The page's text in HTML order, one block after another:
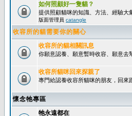
如何照顧好一隻貓？
提供照顧貓咪的知識、方法、經驗大
版面管理員 catangle
收容所的貓需要你的關心
收容所的貓相關訊息
你願意認養、願意暫時收容、願意去
收容所貓咪回來探親了
專門給認養收容所貓咪的朋友，回來
懷念牠專區
牠永遠都在